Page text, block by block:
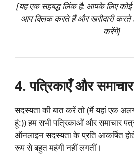
[यह एक सहबद्ध लिंक है: आपके लिए कोई
आप क्लिक करते हैं और खरीदारी करते
करेंगे]
4. पत्रिकाएँ और
सदस्यता की बात करें तो (मैं यहां एक अलग
हूं:)) हम सभी पत्रिकाओं और समाचार
ऑनलाइन सदस्यता के प्रति आकर्षित
रूप से बहुत महंगी नहीं लगतीं।